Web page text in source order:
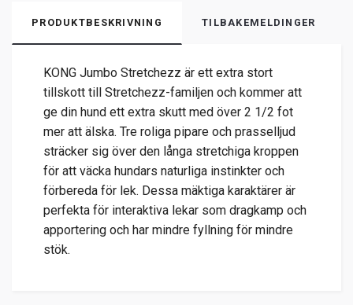
PRODUKTBESKRIVNING TILBAKEMELDINGER
KONG Jumbo Stretchezz är ett extra stort
tillskott till Stretchezz-familjen och kommer att
ge din hund ett extra skutt med över 2 1/2 fot
mer att älska. Tre roliga pipare och prasselljud
sträcker sig över den långa stretchiga kroppen
för att väcka hundars naturliga instinkter och
förbereda för lek. Dessa mäktiga karaktärer är
perfekta för interaktiva lekar som dragkamp och
apportering och har mindre fyllning för mindre
stök.